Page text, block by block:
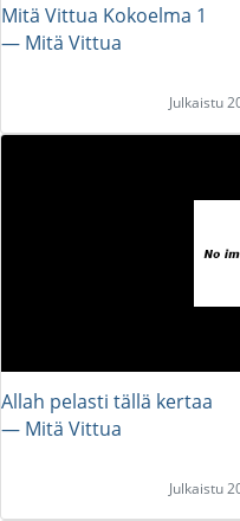
Mitä Vittua Kokoelma 1
― Mitä Vittua
Julkaistu
Allah pelasti tällä kertaa
― Mitä Vittua
Julkaistu